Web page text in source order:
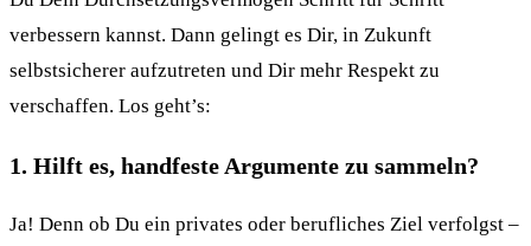
verbessern kannst. Dann gelingt es Dir, in Zukunft
selbstsicherer aufzutreten und Dir mehr Respekt zu
verschaffen. Los geht’s:
1. Hilft es, handfeste Argumente zu sammeln?
Ja! Denn ob Du ein privates oder berufliches Ziel verfolgst –